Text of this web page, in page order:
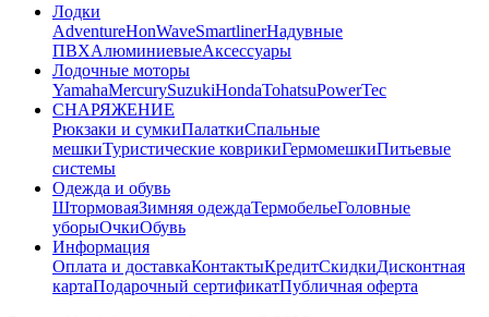
Лодки
AdventureHonWaveSmartlinerНадувные
ПВХАлюминиевыеАксессуары
Лодочные моторы
YamahaMercurySuzukiHondaTohatsuPowerTec
СНАРЯЖЕНИЕ
Рюкзаки и сумкиПалаткиСпальные
мешкиТуристические коврикиГермомешкиПитьевые
системы
Одежда и обувь
ШтормоваяЗимняя одеждаТермобельеГоловные
уборыОчкиОбувь
Информация
Оплата и доставкаКонтактыКредитСкидкиДисконтная
картаПодарочный сертификатПубличная оферта